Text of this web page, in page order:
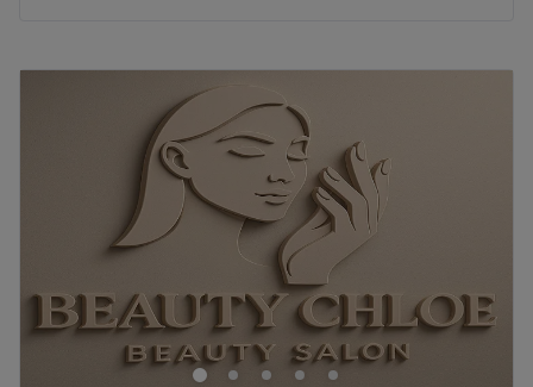
Donderdag
09:00
09:00
09:00
Bienvenu chez Just Hair 49, un salon de coiffure situé à
Zellik dans le Brabant Flamand, à proximité du marais
de Jette.